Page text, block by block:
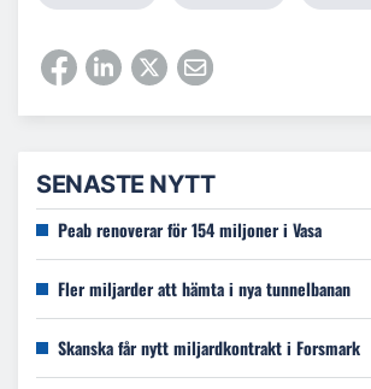
SENASTE NYTT
Peab renoverar för 154 miljoner i Vasa
Fler miljarder att hämta i nya tunnelbanan
Skanska får nytt miljardkontrakt i Forsmark